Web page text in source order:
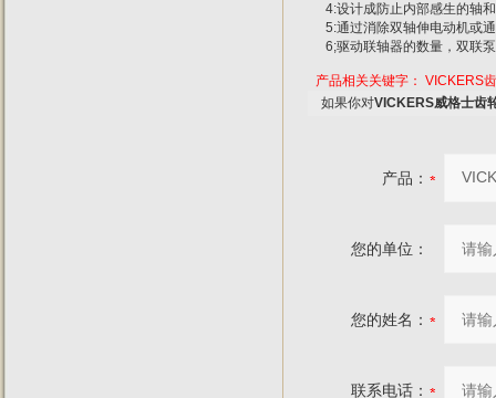
4:设计成防止内部感生的轴
5:通过消除双轴伸电动机或
6;驱动联轴器的数量，双联
产品相关关键字： VICKERS
如果你对VICKERS威格士齿
产品：
您的单位：
您的姓名：
联系电话：